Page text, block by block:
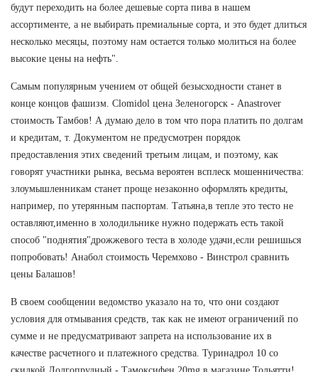
будут переходить на более дешевые сорта пива в нашем
ассортименте, а не выбирать премиальные сорта, и это будет длиться
несколько месяцы, поэтому нам остается только молиться на более
высокие цены на нефть".
Самым популярным учением от общей безысходности станет в
конце концов фашизм. Clomidol цена Зеленогорск - Anastrover
стоимость Тамбов! А думаю дело в том что пора платить по долгам
и кредитам, т. Документом не предусмотрен порядок
предоставления этих сведений третьим лицам, и поэтому, как
говорят участники рынка, весьма вероятен всплеск мошенничества:
злоумышленникам станет проще незаконно оформлять кредиты,
например, по утерянным паспортам. Татьяна,в тепле это тесто не
оставляют,именно в холодильнике нужно подержать есть такой
способ "поднятия"дрожжевого теста в холоде удачи,если решишься
попробовать! Анабол стоимость Черемхово - Винстрол сравнить
цены Балашов!
В своем сообщении ведомство указало на то, что они создают
условия для отмывания средств, так как не имеют ограничений по
сумме и не предусматривают запрета на использование их в
качестве расчетного и платежного средства. Туринадрол 10 со